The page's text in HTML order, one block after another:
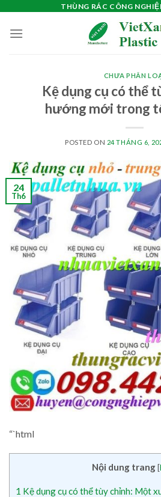
content
THÙNG RÁC CÔNG
CHƯA PHÂN
Kệ dụng cụ có thể
hướng mới trong
POSTED ON 24 THÁNG 6,
24
Th6
“`html
Nội dung trang [
1 Kệ dụng cụ có thể tùy chỉnh: Một